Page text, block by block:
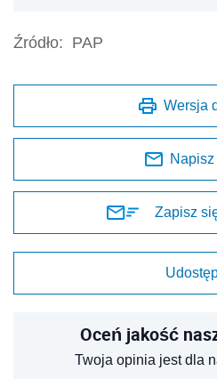
Źródło: PAP
Wersja
Zapisz
Oceń jakość
Twoja opinia jest dla